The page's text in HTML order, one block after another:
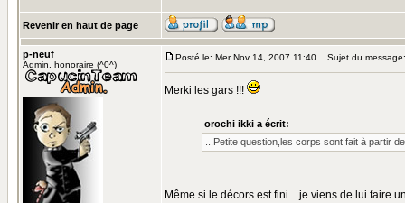
Revenir en haut de page
p-neuf
Admin. honoraire (^0^)
Posté le: Mer Nov 14, 2007 11:40 Sujet du message:
Merki les gars !!!
orochi ikki a écrit:
...Petite question,les corps sont fait à partir
Même si le décors est fini ...je viens de lui faire